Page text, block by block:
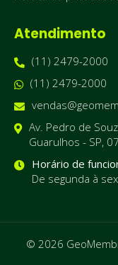
Atendimento
(11) 2479-2000
(11) 2479-2000
Av. Pedro de
Guarulhos - SP,
Horário de
De segunda à
© 2026